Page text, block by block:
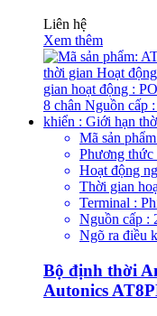
Liên hệ
Xem thêm
Mã sản
Phương thức
Hoạt động
Thời gian
Terminal :
Nguồn cấp :
Ngõ ra điều
Bộ định thời
Autonics